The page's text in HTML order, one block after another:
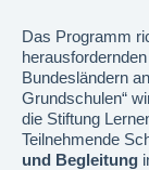
Das Programm
Bundesländern
Grundschulen“
die Stiftung
Teilnehmende
und Begleitung